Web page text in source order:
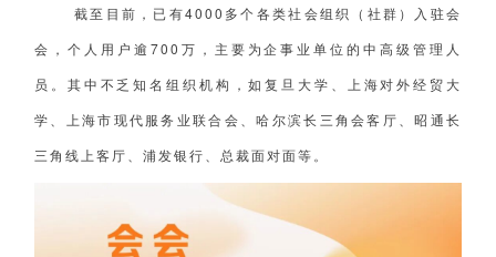
截至目前，已有4000多个各类社会组织（社群）入驻会
会，个人用户逾700万，主要为企事业单位的中高级管理人
员。其中不乏知名组织机构，如复旦大学、上海对外经贸大
学、上海市现代服务业联合会、哈尔滨长三角会客厅、昭通长
三角线上客厅、浦发银行、总裁面对面等。